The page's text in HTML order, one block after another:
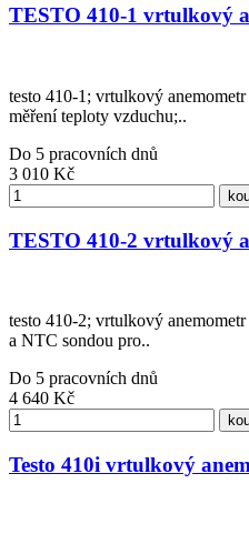
TESTO 410-1 vrtulkový
testo 410-1; vrtulkový
měření teploty vzduchu;..
Do 5 pracovních dnů
3 010 Kč
TESTO 410-2 vrtulkový
testo 410-2; vrtulkový
a NTC sondou pro..
Do 5 pracovních dnů
4 640 Kč
Testo 410i vrtulkový